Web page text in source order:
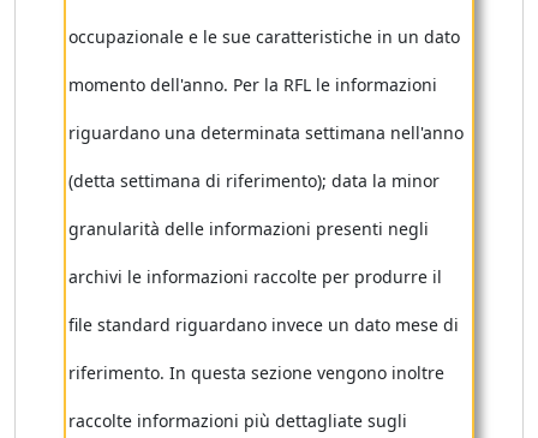
occupazionale e le sue caratteristiche in un dato
momento dell'anno. Per la RFL le informazioni
riguardano una determinata settimana nell'anno
(detta settimana di riferimento); data la minor
granularità delle informazioni presenti negli
archivi le informazioni raccolte per produrre il
file standard riguardano invece un dato mese di
riferimento. In questa sezione vengono inoltre
raccolte informazioni più dettagliate sugli